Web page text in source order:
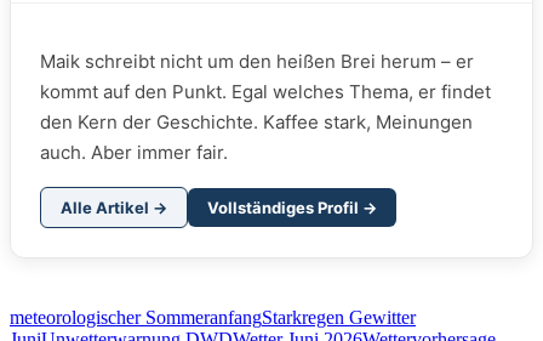
Maik schreibt nicht um den heißen Brei herum – er
kommt auf den Punkt. Egal welches Thema, er findet
den Kern der Geschichte. Kaffee stark, Meinungen
auch. Aber immer fair.
Alle Artikel → Vollständiges Profil →
meteorologischer SommeranfangStarkregen Gewitter